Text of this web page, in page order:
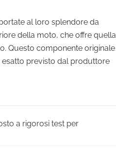
al loro splendore da
della moto, che offre quella
Questo componente originale
esatto previsto dal produttore
a rigorosi test per